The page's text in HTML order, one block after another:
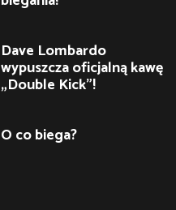
Dave Lombardo
wypuszcza oficjalną kawę
„Double Kick”!
O co biega?